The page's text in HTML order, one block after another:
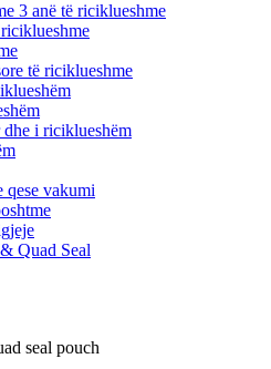
3 anë të riciklueshme
riciklueshme
të riciklueshme
i riciklueshëm
qese vakumi
Quad Seal